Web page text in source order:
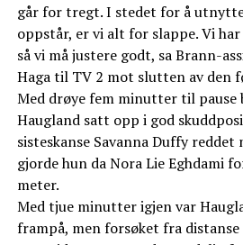
går for tregt. I stedet for å
oppstår, er vi alt for slappe. Vi
så vi må justere godt, sa Brann-
Haga til TV 2 mot slutten av den
Med drøye fem minutter til pause
Haugland satt opp i god
sisteskanse Savanna Duffy reddet
gjorde hun da Nora Lie Eghdami
meter.
Med tjue minutter igjen var
frampå, men forsøket fra